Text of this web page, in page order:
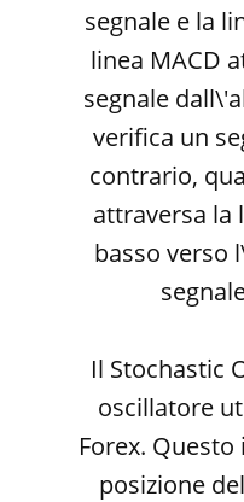
segnale e la
linea MACD
segnale
verifica un
contrario,
attraversa la
basso verso
Il Stochastic
oscillatore
Forex.
posizione